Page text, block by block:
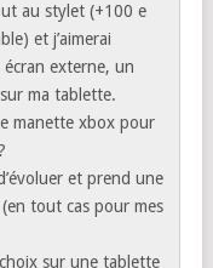
l’application
!
septembre 14, 2018,
conviendrai
au stylet (+100 e